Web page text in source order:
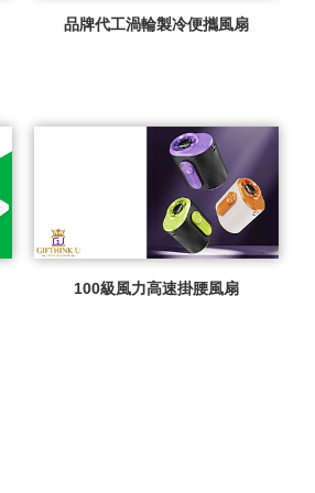
品牌代工渦輪製冷便攜風扇
100級風力高速掛腰風扇